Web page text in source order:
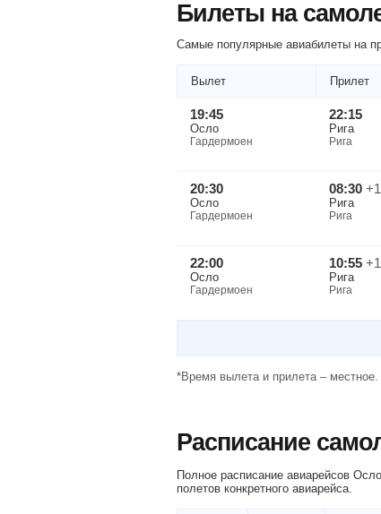
Билеты на
Самые популярные авиабилеты на
Вылет Прилет
19:45
Осло
Гардермоен
22:15
Рига
Рига
20:30
Осло
Гардермоен
08:30 +1
Рига
Рига
22:00
Осло
Гардермоен
10:55 +1
Рига
Рига
*Время вылета и прилета –
Расписание
Полное расписание авиарейсов
полетов конкретного авиарейса.